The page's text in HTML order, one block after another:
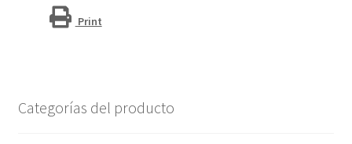
cantidad
Print
Categorías del producto